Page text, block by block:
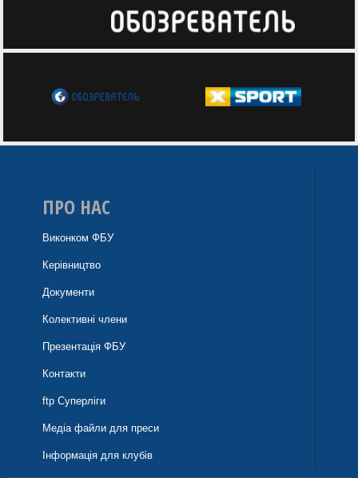
ПРО НАС
Виконком ФБУ
Керівництво
Документи
Колективні члени
Презентація ФБУ
Контакти
ftp Суперліги
Медіа файли для преси
Інформація для клубів